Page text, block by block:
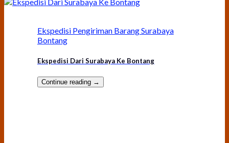
Ekspedisi Pengiriman Barang Surabaya
Bontang
Ekspedisi Dari Surabaya Ke Bontang
Continue reading →